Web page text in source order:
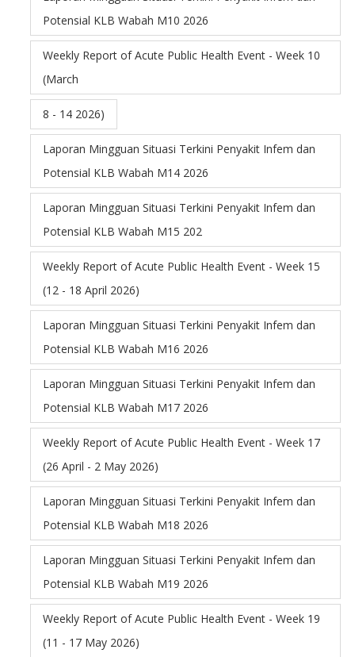
Potensial KLB Wabah M10 2026
Weekly Report of Acute Public Health Event - Week 10
(March
8 - 14 2026)
Laporan Mingguan Situasi Terkini Penyakit Infem dan
Potensial KLB Wabah M14 2026
Laporan Mingguan Situasi Terkini Penyakit Infem dan
Potensial KLB Wabah M15 202
Weekly Report of Acute Public Health Event - Week 15
(12 - 18 April 2026)
Laporan Mingguan Situasi Terkini Penyakit Infem dan
Potensial KLB Wabah M16 2026
Laporan Mingguan Situasi Terkini Penyakit Infem dan
Potensial KLB Wabah M17 2026
Weekly Report of Acute Public Health Event - Week 17
(26 April - 2 May 2026)
Laporan Mingguan Situasi Terkini Penyakit Infem dan
Potensial KLB Wabah M18 2026
Laporan Mingguan Situasi Terkini Penyakit Infem dan
Potensial KLB Wabah M19 2026
Weekly Report of Acute Public Health Event - Week 19
(11 - 17 May 2026)